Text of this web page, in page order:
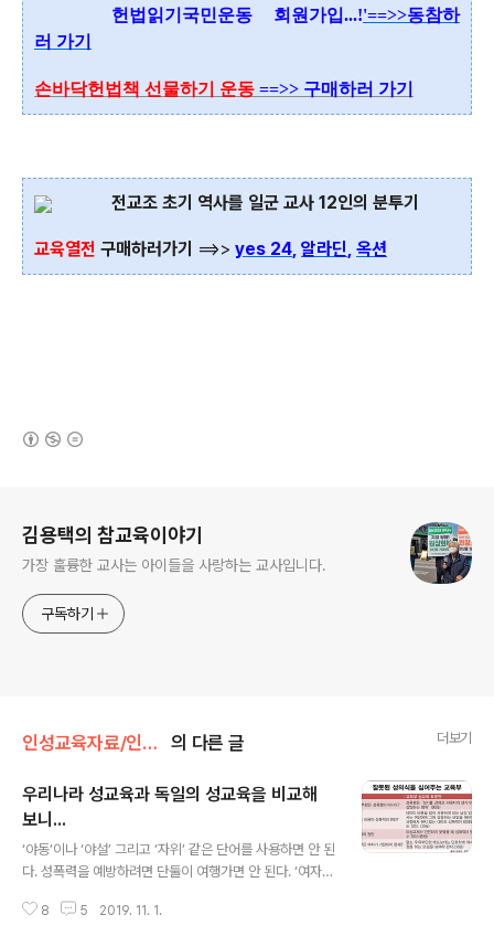
헌법읽기국민운동 회원가입...!'==>>동참하
러 가기
손바닥헌법책 선물하기 운동 ==>> 구매하러 가기
전교조 초기 역사를 일군 교사 12인의 분투기
교육열전 구매하러가기 ==>> yes 24, 알라딘, 옥션
김용택의 참교육이야기
가장 훌륭한 교사는 아이들을 사랑하는 교사입니다.
구독하기
인성교육자료/인성교육 의 다른 글 더보기
우리나라 성교육과 독일의 성교육을 비교해
보니...
‘야동’이나 ‘야설’ 그리고 ‘자위’ 같은 단어를 사용하면 안 된
다. 성폭력을 예방하려면 단둘이 여행가면 안 된다. ‘여자는
외사정을 강조하는 성교육... 여론의 몰매를 맞자 수정한 초
8 5 2019. 11. 1.